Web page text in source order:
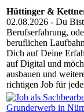
Hüttinger &
02.08.2026 - Du
Berufserfahrung,
beruflichen
Dich auf Deine
auf Digital und
ausbauen und
richtigen Job für